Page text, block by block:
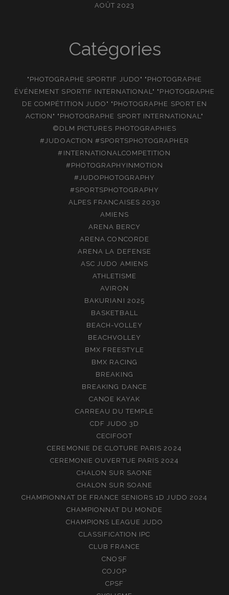
AOÛT 2023
Catégories
"PHOTOGRAPHE SPORTIF JUDO" "PHOTOGRAPHE
ÉVÉNEMENT SPORTIF INTERNATIONAL" "PHOTOGRAPHE
DE COMPÉTITION JUDO" "PHOTOGRAPHE SPORT EN
ACTION" "PHOTOGRAPHE SPORT INTERNATIONAL"
©DLM PICTURES PHOTOGRAPHIES
#JUDOACTION #SPORTSPHOTOGRAPHER
#INTERNATIONALCOMPETITION
#PHOTOGRAPHYINMOTION
#JUDOPHOTOGRAPHY
#SPORTSPHOTOGRAPHY
ALPES FRANCAISES 2030
AMIENS
ARENA BERCY
ARENA CONCORDE
ARENA LA DEFENSE
ASC JUDO AMIENS
ATHLETISME
AVIRON
BAKURIANI 2025
BASKETBALL
BEACH-VOLLEY
BEACHVOLLEY
BMX FREESTYLE
BMX RACING
BREAKING
BREAKING DANCE
CANOE KAYAK
CARREAU DU TEMPLE
CDF JUDO 3D
CECIFOOT
CEREMONIE DE CLOTURE PARIS 2024
CEREMONIE OUVERTUE PARIS 2024
CHALON SUR SAONE
CHALON SUR SOANE
CHAMPIONNAT DE FRANCE SENIORS 1D JUDO 2024
CHAMPIONNAT DU MONDE
CHAMPIONS LEAGUE JUDO
CLASSIFICATION IPC
CLUB FRANCE
CNOSF
COJOP
CPSF